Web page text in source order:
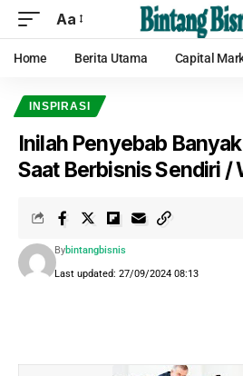
Aa
Home Berita Utama Capital
INSPIRASI
Inilah Penyebab
Saat Berbisnis Sendiri /
Last updated: 27/09/2024 08:13
Bybintangbisnis